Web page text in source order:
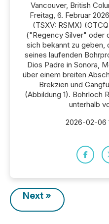
Vancouver, British
Freitag, 6. Februar
(TSXV: RSMX)
("Regency Silver" oder
sich bekannt zu geben,
seines laufenden
Dios Padre in Sonora,
über einem breiten
Brekzien und
(Abbildung 1). Bohrloch
unterhalb
2026-02-06
Next »